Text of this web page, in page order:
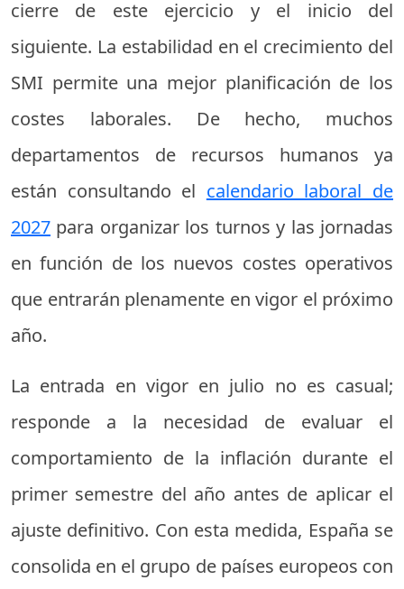
cierre de este ejercicio y el inicio del
siguiente. La estabilidad en el crecimiento del
SMI permite una mejor planificación de los
costes laborales. De hecho, muchos
departamentos de recursos humanos ya
están consultando el calendario laboral de
2027 para organizar los turnos y las jornadas
en función de los nuevos costes operativos
que entrarán plenamente en vigor el próximo
año.
La entrada en vigor en julio no es casual;
responde a la necesidad de evaluar el
comportamiento de la inflación durante el
primer semestre del año antes de aplicar el
ajuste definitivo. Con esta medida, España se
consolida en el grupo de países europeos con